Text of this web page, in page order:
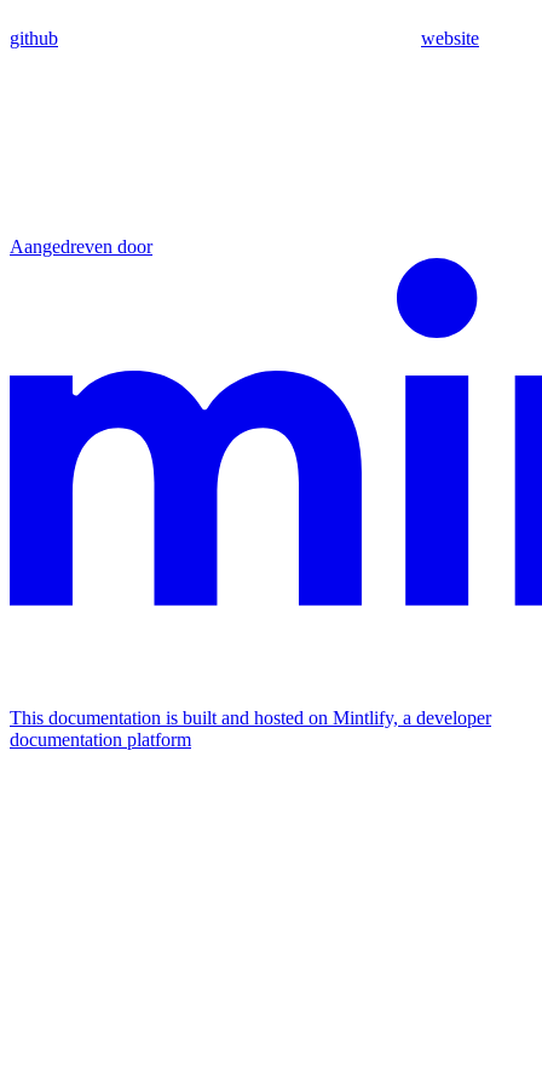
github website
Aangedreven door
This documentation is built and hosted on Mintlify, a developer
documentation platform